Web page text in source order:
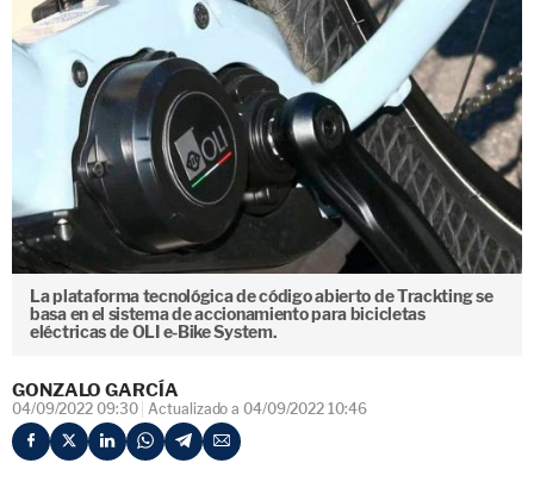
La plataforma tecnológica de código abierto de Trackting se
basa en el sistema de accionamiento para bicicletas
eléctricas de OLI e-Bike System.
GONZALO GARCÍA
04/09/2022 09:30 Actualizado a 04/09/2022 10:46